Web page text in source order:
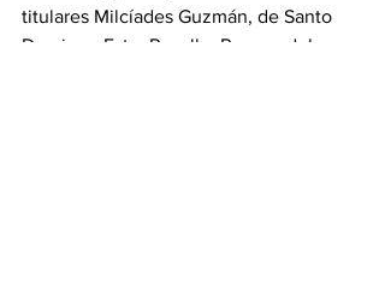
titulares Milcíades Guzmán, de Santo
Domingo Este; Rosalba Ramos, del